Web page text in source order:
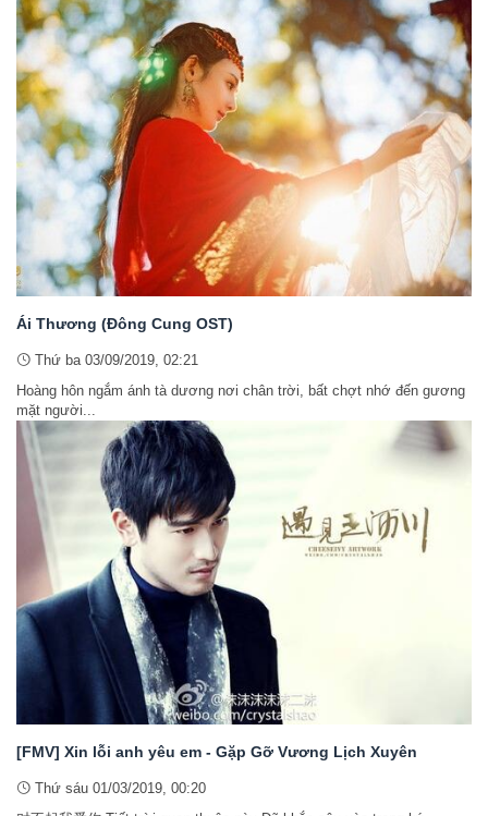
Ái Thương (Đông Cung OST)
Thứ ba 03/09/2019, 02:21
Hoàng hôn ngắm ánh tà dương nơi chân trời, bất chợt nhớ đến gương
mặt người...
[FMV] Xin lỗi anh yêu em - Gặp Gỡ Vương Lịch Xuyên
Thứ sáu 01/03/2019, 00:20